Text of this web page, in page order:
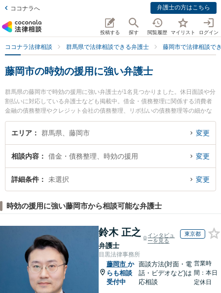
ココナラへ 弁護士の方はこちら
投稿する 探す 閲覧履歴 マイリスト ログイン
ココナラ法律相談 群馬県で法律相談できる弁護士 藤岡市で法律相談で
藤岡市の時効の援用に強い弁護士
群馬県の藤岡市で時効の援用に強い弁護士が1名見つかりました。休日面談や分
割払いに対応している弁護士なども掲載中。借金・債務整理に関係する消費者
金融の債務整理やクレジット会社の債務整理、リボ払いの債務整理等の細かな
分野での絞り込み検索もでき便利です。特に小林法律事務所の小林 智昭弁護士
のプロフィール情報や弁護士費用、強みなどが注目されています。『藤岡市で
相談無料で時効の援用を法律相談できる藤岡市内の弁護士に相談予約したい』
などでお困りの相談者さんにおすすめです。
エリア 群馬県、藤岡市 変更
相談内容 借金・債務整理、時効の援用 変更
詳細条件 未選択 変更
時効の援用に強い藤岡市から相談可能な弁護士
鈴木 正之
弁護士
インタビュ
ーを見る
東京都
目黒法律事務所
藤岡市 か
らも相談
受付中
面談方法(対面・電
話・ビデオなど)は
応相談
営業時
間：本日
定休日